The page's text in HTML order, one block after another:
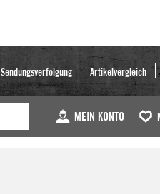
Sendungsverfolgung Artikelvergleich
MEIN KONTO